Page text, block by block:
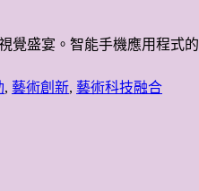
盛宴。智能手機應用程式
, 藝術創新, 藝術科技融合